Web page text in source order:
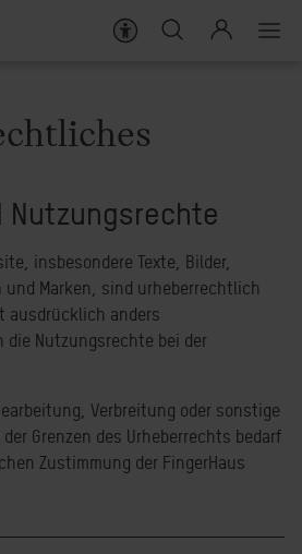
Nutzungsrechte
insbesondere Texte, Bilder,
Marken, sind urheberrechtlich
ausdrücklich anders
Nutzungsrechte bei der
Verbreitung oder sonstige
Grenzen des Urheberrechts bedarf
Zustimmung der FingerHaus